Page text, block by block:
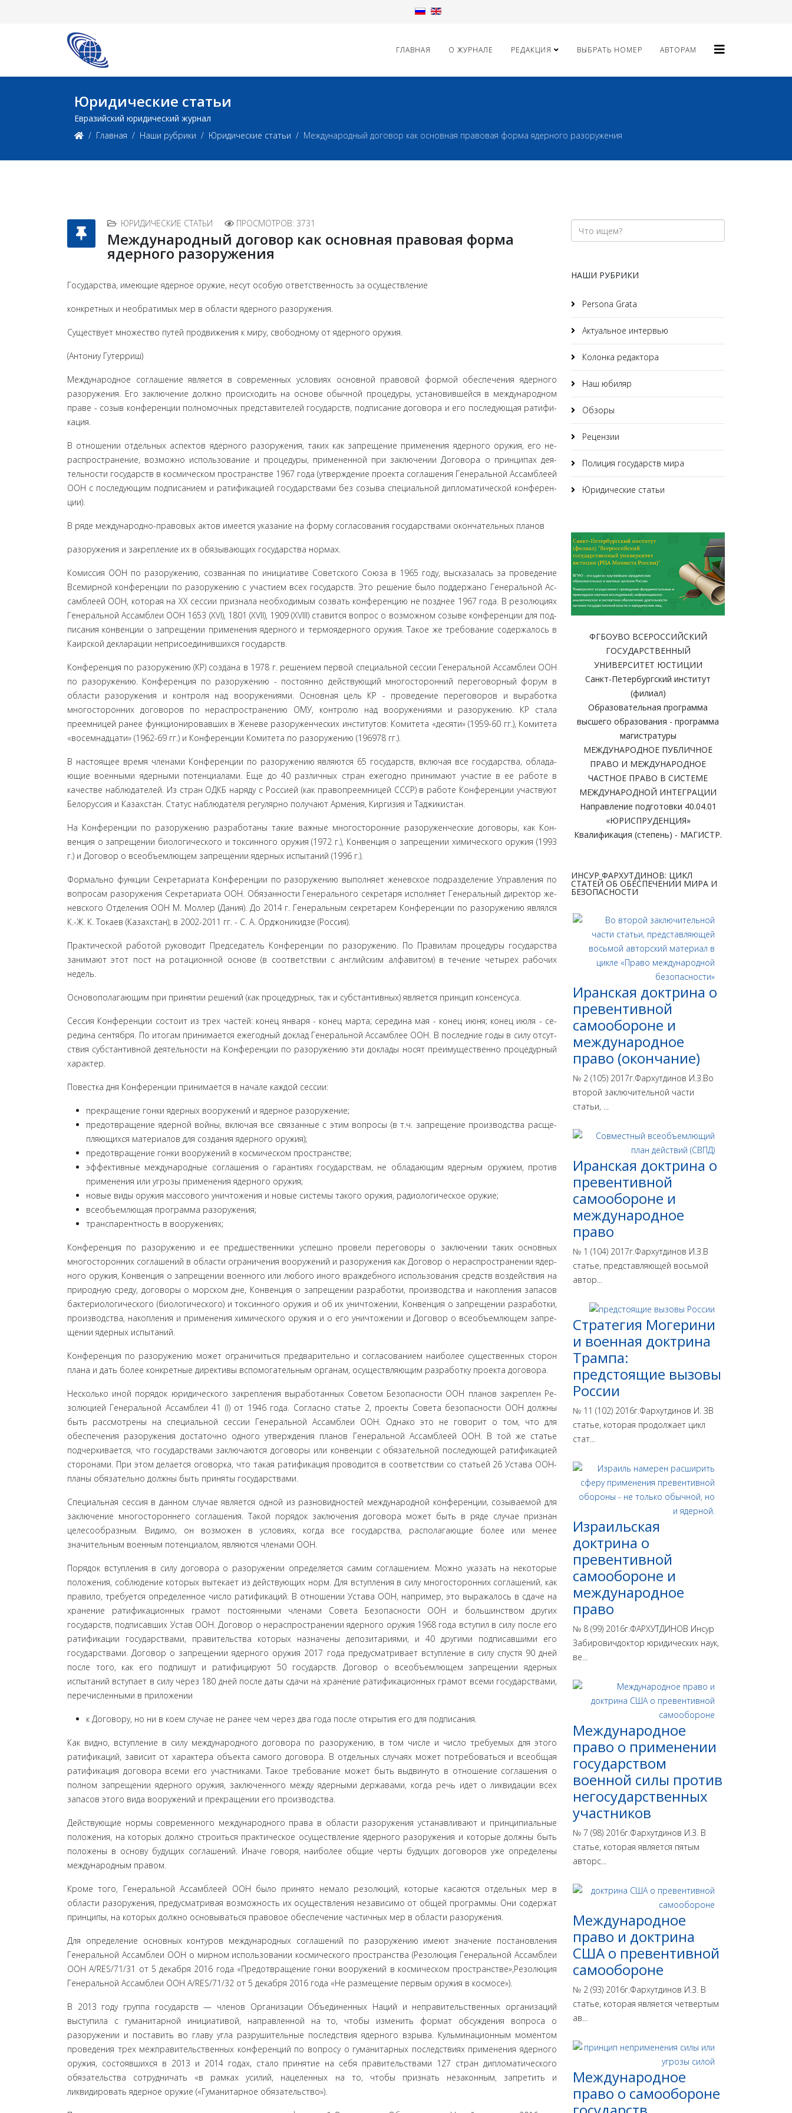
ГЛАВНАЯ О ЖУРНАЛЕ РЕДАКЦИЯ ВЫБРАТЬ НОМЕР АВТОРАМ
Юридические статьи
Евразийский юридический журнал
Главная
Наши рубрики Юридические статьи Международный договор как основная правовая форма ядерного разоружения
ЮРИДИЧЕСКИЕ СТАТЬИ ПРОСМОТРОВ: 3731
Международный договор как основная правовая форма
ядерного разоружения
Государства, имеющие ядерное оружие, несут особую ответственность за осуществление
конкретных и необратимых мер в области ядерного разо­ружения.
Существует множество путей продвижения к миру, свободному от ядерного оружия.
(Антониу Гутерриш)
Международное соглашение является в современных ус­ловиях основной правовой формой обеспечения ядерного
разоружения. Его заключение должно происходить на осно­ве обычной процедуры, установившейся в международном
праве - созыв конференции полномочных представителей государств, подписание договора и его последующая ратифи­
кация.
В отношении отдельных аспектов ядерного разоружения, таких как запрещение применения ядерного оружия, его не­
распространение, возможно использование и процедуры, примененной при заключении Договора о принципах дея­
тельности государств в космическом пространстве 1967 года (утверждение проекта соглашения Генеральной Ассамблеей
ООН с последующим подписанием и ратификацией государ­ствами без созыва специальной дипломатической конферен­
ции).
В ряде международно-правовых актов имеется указание на форму согласования государствами окончательных планов
разоружения и закрепление их в обязывающих государства нормах.
Комиссия ООН по разоружению, созванная по инициа­тиве Советского Союза в 1965 году, высказалась за проведение
Всемирной конференции по разоружению с участием всех государств. Это решение было поддержано Генеральной Ас­
самблеей ООН, которая на ХХ сессии признала необходимым созвать конференцию не позднее 1967 года. В резолюциях
Ге­неральной Ассамблеи ООН 1653 (XVI), 1801 (XVII), 1909 (XVIII) ставится вопрос о возможном созыве конференции для под­
писания конвенции о запрещении применения ядерного и термоядерного оружия. Такое же требование содержалось в
Каирской декларации неприсоединившихся государств.
Конференция по разоружению (КР) создана в 1978 г. ре­шением первой специальной сессии Генеральной Ассамблеи ООН
по разоружению. Конференция по разоружению - по­стоянно действующий многосторонний переговорный форум в
области разоружения и контроля над вооружениями. Основ­ная цель КР - проведение переговоров и выработка
многосто­ронних договоров по нераспространению ОМУ, контролю над вооружениями и разоружению. КР стала
преемницей ранее функционировавших в Женеве разоруженческих институтов: Комитета «десяти» (1959-60 гг.), Комитета
«восемнадцати» (1962-69 гг.) и Конференции Комитета по разоружению (1969­78 гг.).
В настоящее время членами Конференции по разоруже­нию являются 65 государств, включая все государства, облада­
ющие военными ядерными потенциалами. Еще до 40 различ­ных стран ежегодно принимают участие в ее работе в
качестве наблюдателей. Из стран ОДКБ наряду с Россией (как право­преемницей СССР) в работе Конференции участвуют
Бело­руссия и Казахстан. Статус наблюдателя регулярно получают Армения, Киргизия и Таджикистан.
На Конференции по разоружению разработаны такие важные многосторонние разоруженческие договоры, как Кон­
венция о запрещении биологического и токсинного оружия (1972 г.), Конвенция о запрещении химического оружия (1993
г.) и Договор о всеобъемлющем запрещении ядерных испыта­ний (1996 г.).
Формально функции Секретариата Конференции по ра­зоружению выполняет женевское подразделение Управления по
вопросам разоружения Секретариата ООН. Обязанности Генерального секретаря исполняет Генеральный директор же­
невского Отделения ООН М. Моллер (Дания). До 2014 г. Гене­ральным секретарем Конференции по разоружению являлся
К.-Ж. К. Токаев (Казахстан); в 2002-2011 гг. - С. А. Орджоникид­зе (Россия).
Практической работой руководит Председатель Конфе­ренции по разоружению. По Правилам процедуры государ­ства
занимают этот пост на ротационной основе (в соответ­ствии с английским алфавитом) в течение четырех рабочих
недель.
Основополагающим при принятии решений (как проце­дурных, так и субстантивных) является принцип консенсуса.
Сессия Конференции состоит из трех частей: конец янва­ря - конец марта; середина мая - конец июня; конец июля - се­
редина сентября. По итогам принимается ежегодный доклад Генеральной Ассамблее ООН. В последние годы в силу отсут­
ствия субстантивной деятельности на Конференции по разо­ружению эти доклады носят преимущественно процедурный
характер.
Повестка дня Конференции принимается в начале каж­дой сессии:
прекращение гонки ядерных вооружений и ядерное разоружение;
предотвращение ядерной войны, включая все связан­ные с этим вопросы (в т.ч. запрещение производства расще­
пляющихся материалов для создания ядерного оружия);
предотвращение гонки вооружений в космическом пространстве;
эффективные международные соглашения о гаранти­ях государствам, не обладающим ядерным оружием, против
применения или угрозы применения ядерного оружия;
новые виды оружия массового уничтожения и новые системы такого оружия, радиологическое оружие;
всеобъемлющая программа разоружения;
транспарентность в вооружениях;
Конференция по разоружению и ее предшественники успешно провели переговоры о заключении таких основных
многосторонних соглашений в области ограничения вооруже­ний и разоружения как Договор о нераспространении ядер­
ного оружия, Конвенция о запрещении военного или любо­го иного враждебного использования средств воздействия на
природную среду, договоры о морском дне, Конвенция о за­прещении разработки, производства и накопления запасов
бактериологического (биологического) и токсинного оружия и об их уничтожении, Конвенция о запрещении разработки,
производства, накопления и применения химического ору­жия и о его уничтожении и Договор о всеобъемлющем запре­
щении ядерных испытаний.
Конференция по разоружению может ограничиться предварительно и согласованием наиболее существенных сто­рон
плана и дать более конкретные директивы вспомогатель­ным органам, осуществляющим разработку проекта договора.
Несколько иной порядок юридического закрепления вы­работанных Советом Безопасности ООН планов закреплен Ре­
золюцией Генеральной Ассамблеи 41 (I) от 1946 года. Соглас­но статье 2, проекты Совета безопасности ООН должны
быть рассмотрены на специальной сессии Генеральной Ассамблеи ООН. Однако это не говорит о том, что для
обеспечения разо­ружения достаточно одного утверждения планов Генеральной Ассамблеей ООН. В той же статье
подчеркивается, что государ­ствами заключаются договоры или конвенции с обязательной последующей ратификацией
сторонами. При этом делается оговорка, что такая ратификация проводится в соответствии со статьей 26 Устава ООН-
планы обязательно должны быть приняты государствами.
Специальная сессия в данном случае является одной из разновидностей международной конференции, созываемой для
заключение многостороннего соглашения. Такой поря­док заключения договора может быть в ряде случае признан
целесообразным. Видимо, он возможен в условиях, когда все государства, располагающие более или менее
значительным военным потенциалом, являются членами ООН.
Порядок вступления в силу договора о разоружении опре­деляется самим соглашением. Можно указать на некоторые
положения, соблюдение которых вытекает из действующих норм. Для вступления в силу многосторонних соглашений, как
правило, требуется определенное число ратификаций. В отношении Устава ООН, например, это выражалось в сдаче на
хранение ратификационных грамот постоянными членами Совета Безопасности ООН и большинством других
государств, подписавших Устав ООН. Договор о нераспространении ядер­ного оружия 1968 года вступил в силу после его
ратификации государствами, правительства которых назначены депозита­риями, и 40 другими подписавшими его
государствами. До­говор о запрещении ядерного оружия 2017 года предусма­тривает вступление в силу спустя 90 дней
после того, как его подпишут и ратифицируют 50 государств. Договор о всеобъ­емлющем запрещении ядерных
испытаний вступает в силу че­рез 180 дней после даты сдачи на хранение ратификационных грамот всеми государствами,
перечисленными в приложении
к Договору, но ни в коем случае не ранее чем через два года после открытия его для подписания.
Как видно, вступление в силу международного договора по разоружению, в том числе и число требуемых для этого
ратификаций, зависит от характера объекта самого договора. В отдельных случаях может потребоваться и всеобщая
рати­фикация договора всеми его участниками. Такое требование может быть выдвинуто в отношение соглашения о
полном за­прещении ядерного оружия, заключенного между ядерными державами, когда речь идет о ликвидации всех
запасов этого вида вооружений и прекращении его производства.
Действующие нормы современного международного права в области разоружения устанавливают и принципиаль­ные
положения, на которых должно строиться практическое осуществление ядерного разоружения и которые должны быть
положены в основу будущих соглашений. Иначе говоря, наиболее общие черты будущих договоров уже определены
международным правом.
Кроме того, Генеральной Ассамблеей ООН было при­нято немало резолюций, которые касаются отдельных мер в
области разоружения, предусматривая возможность их осу­ществления независимо от общей программы. Они содержат
принципы, на которых должно основываться правовое обеспе­чение частичных мер в области разоружения.
Для определение основных контуров международных со­глашений по разоружению имеют значение постановления
Генеральной Ассамблеи ООН о мирном использовании кос­мического пространства (Резолюция Генеральной Ассамблеи
ООН A/RES/71/31 от 5 декабря 2016 года «Предотвращение гонки вооружений в космическом пространстве»,Резолюция
Генеральной Ассамблеи ООН A/RES/71/32 от 5 декабря 2016 года «Не размещение первым оружия в космосе»).
В 2013 году группа государств — членов Организации Объединенных Наций и неправительственных организаций
выступила с гуманитарной инициативой, направленной на то, чтобы изменить формат обсуждения вопроса о
разоружении и поставить во главу угла разрушительные последствия ядерного взрыва. Кульминационным моментом
проведения трех меж­правительственных конференций по вопросу о гуманитарных последствиях применения ядерного
оружия, состоявшихся в 2013 и 2014 годах, стало принятие на себя правительствами 127 стран дипломатического
обязательства сотрудничать «в рам­ках усилий, нацеленных на то, чтобы признать незаконным, запретить и
ликвидировать ядерное оружие («Гуманитарное обязательство»).
НАШИ РУБРИКИ
Persona Grata
Актуальное интервью
Колонка редактора
Наш юбиляр
Обзоры
Рецензии
Полиция государств мира
Юридические статьи
ФГБОУВО ВСЕРОССИЙСКИЙ
ГОСУДАРСТВЕННЫЙ
УНИВЕРСИТЕТ ЮСТИЦИИ
Санкт-Петербургский институт
(филиал)
Образовательная программа
высшего образования - программа
магистратуры
МЕЖДУНАРОДНОЕ ПУБЛИЧНОЕ
ПРАВО И МЕЖДУНАРОДНОЕ
ЧАСТНОЕ ПРАВО В СИСТЕМЕ
МЕЖДУНАРОДНОЙ ИНТЕГРАЦИИ
Направление подготовки 40.04.01
«ЮРИСПРУДЕНЦИЯ»
Квалификация (степень) - МАГИСТР.
ИНСУР ФАРХУТДИНОВ: ЦИКЛ
СТАТЕЙ ОБ ОБЕСПЕЧЕНИИ МИРА И
БЕЗОПАСНОСТИ
Иранская доктрина о
превентивной
самообороне и
международное
право (окончание)
№ 2 (105) 2017г.Фархутдинов И.З.Во
второй заключительной части
статьи, ...
Иранская доктрина о
превентивной
самообороне и
международное
право
№ 1 (104) 2017г.Фархутдинов И.З.В
статье, представляющей восьмой
автор...
Стратегия Могерини
и военная доктрина
Трампа:
предстоящие вызовы
России
№ 11 (102) 2016г.Фархутдинов И. ЗВ
статье, которая продолжает цикл
стат...
Израильская
доктрина o
превентивной
самообороне и
международное
право
№ 8 (99) 2016г.ФАРХУТДИНОВ Инсур
Забировичдоктор юридических наук,
ве...
Международное
право о применении
государством
военной силы против
негосударственных
участников
№ 7 (98) 2016г.Фархутдинов И.З. В
статье, которая является пятым
авторс...
Международное
право и доктрина
США о превентивной
самообороне
№ 2 (93) 2016г.Фархутдинов И.З. В
статье, которая является четвертым
ав...
Международное
право о самообороне